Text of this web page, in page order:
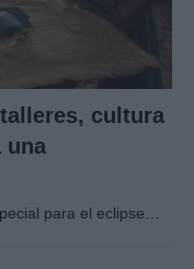
cultura
una
para el eclipse…